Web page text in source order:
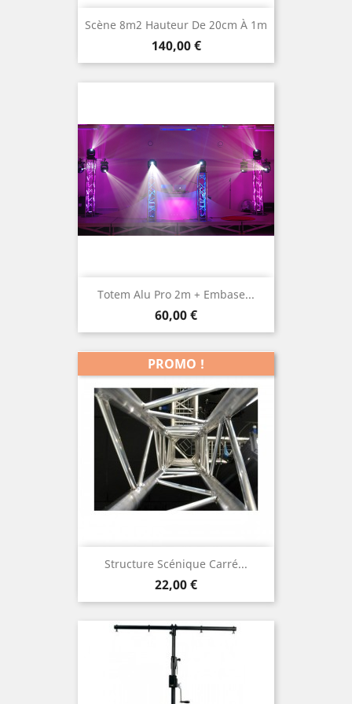
Scène 8m2 Hauteur De 20cm À 1m
Prix
140,00 €
Totem Alu Pro 2m + Embase...
Prix
60,00 €
Structure Scénique Carré...
Prix
22,00 €
PROMO !